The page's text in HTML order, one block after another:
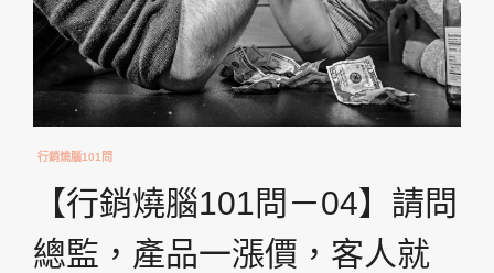
行銷燒腦101問
【行銷燒腦101問－04】請問
總監，產品一漲價，客人就